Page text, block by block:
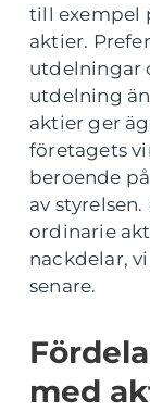
till exempel
aktier.
utdelningar
utdelning
aktier ger
företagets
beroende
av
ordinarie
nackdelar,
senare.
med